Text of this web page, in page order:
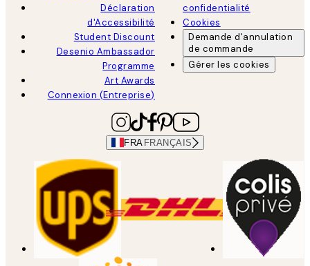
Déclaration
d'Accessibilité
Student Discount
Desenio Ambassador
Programme
Art Awards
Connexion (Entreprise)
confidentialité
Cookies
Demande d'annulation
de commande
Gérer les cookies
FRA FRANÇAIS